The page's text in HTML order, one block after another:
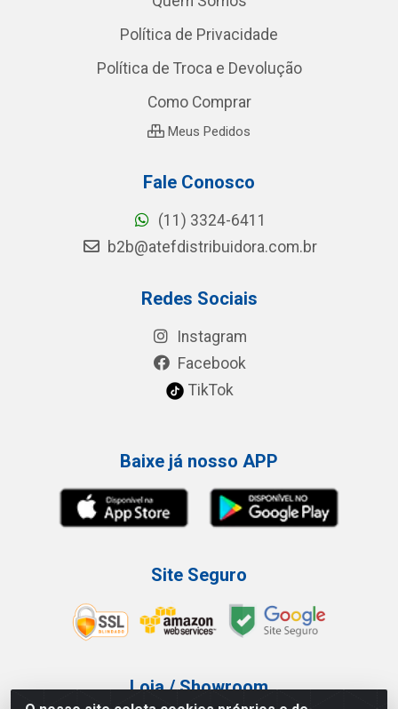
Política de Privacidade
Política de Troca e Devolução
Como Comprar
Meus Pedidos
Fale Conosco
(11) 3324-6411
b2b@atefdistribuidora.com.br
Redes Sociais
Instagram
Facebook
TikTok
Baixe já nosso APP
Site Seguro
Loja / Showroom